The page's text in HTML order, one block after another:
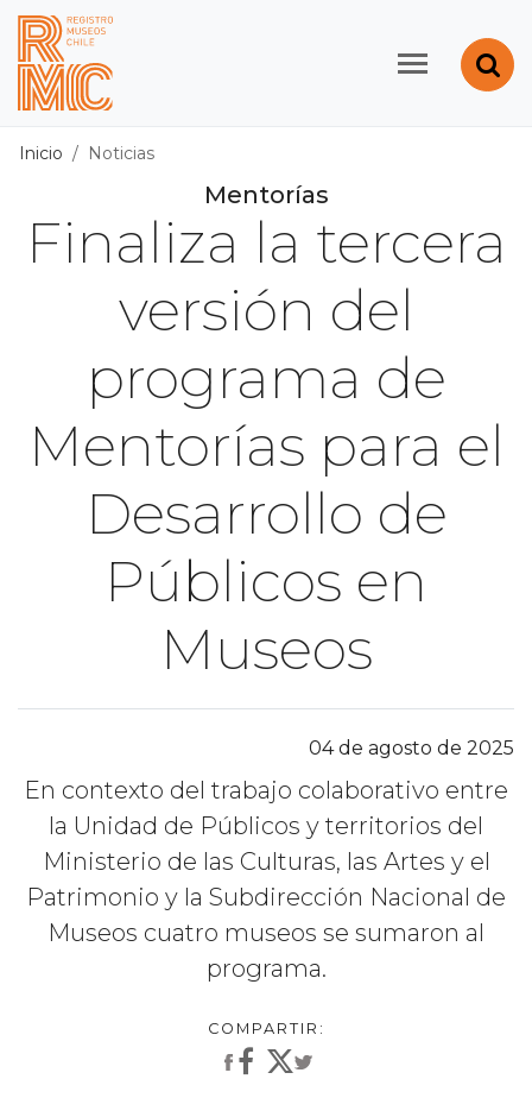
Contenido principal
Registro de Museos
Inicio Noticias
Mentorías
Finaliza la tercera
versión del
programa de
Mentorías para el
Desarrollo de
Públicos en
Museos
04 de agosto de 2025
En contexto del trabajo colaborativo entre
la Unidad de Públicos y territorios del
Ministerio de las Culturas, las Artes y el
Patrimonio y la Subdirección Nacional de
Museos cuatro museos se sumaron al
programa.